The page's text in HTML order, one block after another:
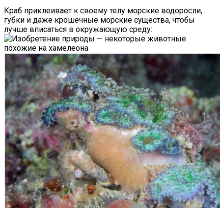
Краб приклеивает к своему телу морские водоросли,
губки и даже крошечные морские существа, чтобы
лучше вписаться в окружающую среду: